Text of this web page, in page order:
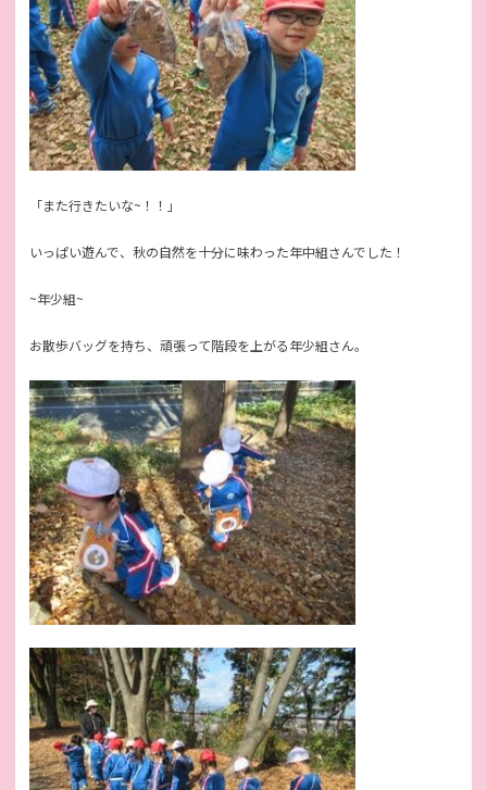
「また行きたいな~！！」
いっぱい遊んで、秋の自然を十分に味わった年中組さんでした！
~年少組~
お散歩バッグを持ち、頑張って階段を上がる年少組さん。